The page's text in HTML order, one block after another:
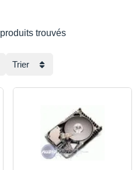
produits trouvés
Trier